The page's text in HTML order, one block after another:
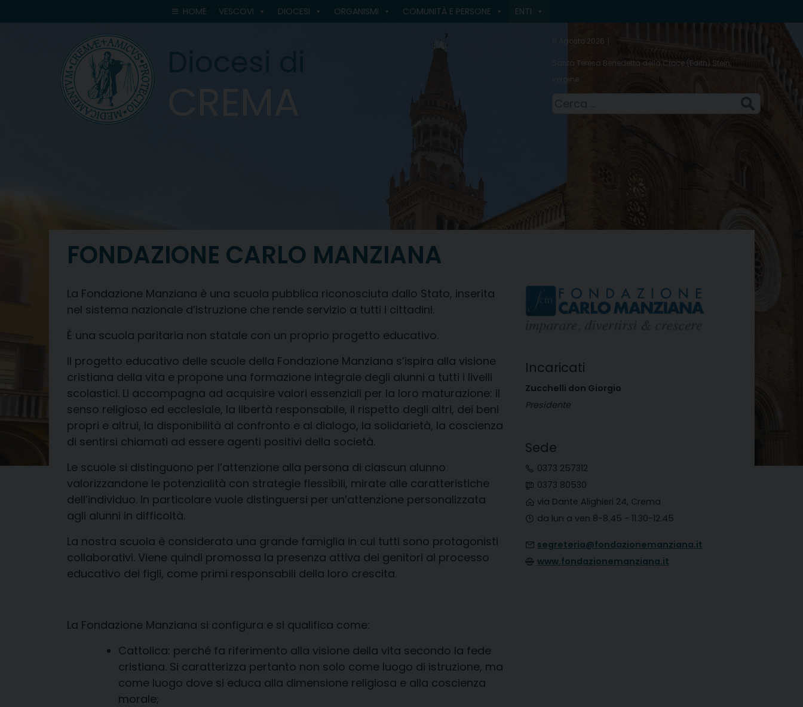
HOME VESCOVI DIOCESI ORGANISMI COMUNITÀ E PERSONE ENTI
9 Agosto 2026
Santa Teresa Benedetta della Croce (Edith) Stein,
vergine
per:
FONDAZIONE CARLO MANZIANA
La Fondazione Manziana è una scuola pubblica riconosciuta dallo Stato, inserita
nel sistema nazionale d’istruzione che rende servizio a tutti i cittadini.
È una scuola paritaria non statale con un proprio progetto educativo.
Il progetto educativo delle scuole della Fondazione Manziana s’ispira alla visione
cristiana della vita e propone una formazione integrale degli alunni a tutti i livelli
scolastici. Li accompagna ad acquisire valori essenziali per la loro maturazione: il
senso religioso ed ecclesiale, la libertà responsabile, il rispetto degli altri, dei beni
propri e altrui, la disponibilità al confronto e al dialogo, la solidarietà, la coscienza
di sentirsi chiamati ad essere agenti positivi della società.
Le scuole si distinguono per l’attenzione alla persona di ciascun alunno
valorizzandone le potenzialità con strategie flessibili, mirate alle caratteristiche
dell’individuo. In particolare vuole distinguersi per un’attenzione personalizzata
agli alunni in difficoltà.
La nostra scuola è considerata una grande famiglia in cui tutti sono protagonisti
collaborativi. Viene quindi promossa la presenza attiva dei genitori al processo
educativo dei figli, come primi responsabili della loro crescita.
La Fondazione Manziana si configura e si qualifica come:
Cattolica: perché fa riferimento alla visione della vita secondo la fede
cristiana. Si caratterizza pertanto non solo come luogo di istruzione, ma
come luogo dove si educa alla dimensione religiosa e alla coscienza
morale;
Incaricati
Zucchelli don Giorgio
Presidente
Sede
0373 257312
0373 80530
via Dante Alighieri 24, Crema
da lun a ven 8-8.45 - 11.30-12.45
segreteria@fondazionemanziana.it
www.fondazionemanziana.it